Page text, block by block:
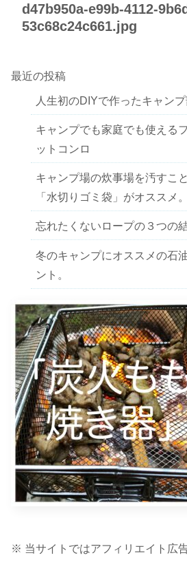
d47b950a-e99b-4112-
53c68c24c661.jpg
最近の投稿
人生初のDIYで作ったキャンプ
キャンプでも家庭でも使える
ットコンロ
キャンプ場の炊事場を汚すこ
「水切りゴミ袋」がオススメ。
忘れたくないロープの３つの
冬のキャンプにオススメの石
ント。
※ 当サイトではアフィリエイト広